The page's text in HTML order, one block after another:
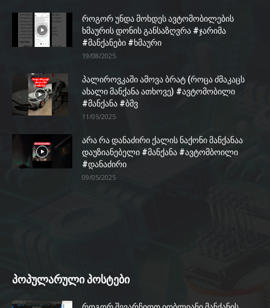
როგორ უნდა მოხდეს ავტომობილების
ხმაურის დონის განსაზღვრა #ჯარიმა
#მანქანები #ხმაური
19/08/2025
პალიროვკაში ამოვა ბრატ (როცა ძმაკაცს
ახალი მანქანა ათხოვე) #ავტომობილი
#მანქანა #ბმვ
11/05/2025
არა რა დანაძირი ქალის ნაქონი მანქანაა
დაუზიანებელი #მანქანა #ავტომბოილი
#დანაძირი
09/05/2025
პოპულარული პოსტები